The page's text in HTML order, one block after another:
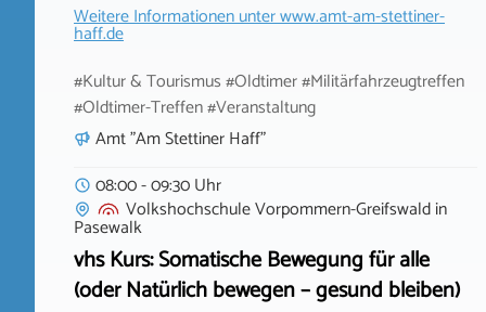
Weitere Informationen unterwww.amt-am-stettiner-
haff.de
#Kultur & Tourismus #Oldtimer #Militärfahrzeugtreffen
#Oldtimer-Treffen #Veranstaltung
Amt "Am Stettiner Haff"
08:00 - 09:30 Uhr
Volkshochschule Vorpommern-Greifswaldin
Pasewalk
vhs Kurs: Somatische Bewegung für alle
(oder Natürlich bewegen – gesund bleiben)